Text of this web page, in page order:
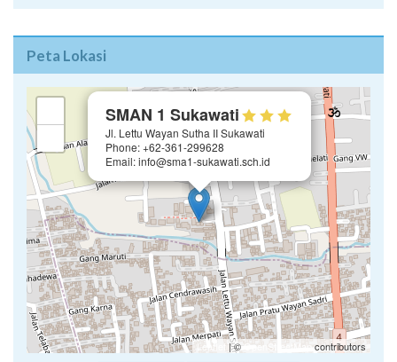
Peta Lokasi
SMAN 1 Sukawati
Jl. Lettu Wayan Sutha II Sukawati
Phone: +62-361-299628
Email: info@sma1-sukawati.sch.id
+
−
Leaflet | ©OpenStreetMapcontributors